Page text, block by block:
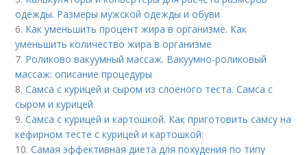
одежды. Размеры мужской одежды и обуви
6. Как уменьшить процент жира в организме. Как
уменьшить количество жира в организме
7. Роликово вакуумный массаж. Вакуумно-роликовый
массаж: описание процедуры
8.Самса с курицей и сыром из слоеного теста. Самса с
сыром и курицей
9.Самса с курицей и картошкой. Как приготовить самсу на
кефирном тесте с курицей и картошкой:
10.Самая эффективная диета для похудения по типу